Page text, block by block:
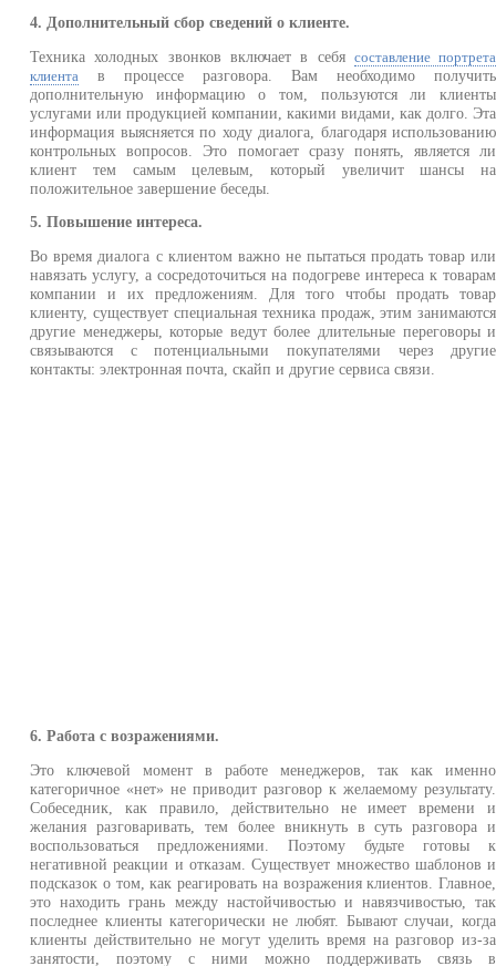
4. Дополнительный сбор сведений о клиенте.
Техника холодных звонков включает в себя составление портрета
клиента в процессе разговора. Вам необходимо получить
дополнительную информацию о том, пользуются ли клиенты
услугами или продукцией компании, какими видами, как долго. Эта
информация выясняется по ходу диалога, благодаря использованию
контрольных вопросов. Это помогает сразу понять, является ли
клиент тем самым целевым, который увеличит шансы на
положительное завершение беседы.
5. Повышение интереса.
Во время диалога с клиентом важно не пытаться продать товар или
навязать услугу, а сосредоточиться на подогреве интереса к товарам
компании и их предложениям. Для того чтобы продать товар
клиенту, существует специальная техника продаж, этим занимаются
другие менеджеры, которые ведут более длительные переговоры и
связываются с потенциальными покупателями через другие
контакты: электронная почта, скайп и другие сервиса связи.
6. Работа с возражениями.
Это ключевой момент в работе менеджеров, так как именно
категоричное «нет» не приводит разговор к желаемому результату.
Собеседник, как правило, действительно не имеет времени и
желания разговаривать, тем более вникнуть в суть разговора и
воспользоваться предложениями. Поэтому будьте готовы к
негативной реакции и отказам. Существует множество шаблонов и
подсказок о том, как реагировать на возражения клиентов. Главное,
это находить грань между настойчивостью и навязчивостью, так
последнее клиенты категорически не любят. Бывают случаи, когда
клиенты действительно не могут уделить время на разговор из-за
занятости, поэтому с ними можно поддерживать связь в